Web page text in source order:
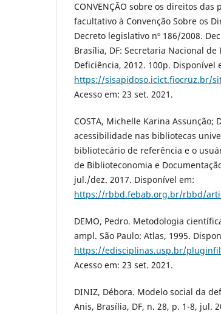
CONVENÇÃO sobre os direitos
facultativo à Convenção Sobre os
Decreto legislativo nº 186/2008.
Brasília, DF: Secretaria Nacional de
Deficiência, 2012. 100p. Disponível
https://sisapidoso.icict.fiocruz.br/
Acesso em: 23 set. 2021.
COSTA, Michelle Karina Assunção;
acessibilidade nas bibliotecas
bibliotecário de referência e o
de Biblioteconomia e
jul./dez. 2017. Disponível em:
https://rbbd.febab.org.br/rbbd/
DEMO, Pedro. Metodologia
ampl. São Paulo: Atlas, 1995.
https://edisciplinas.usp.br/
Acesso em: 23 set. 2021.
DINIZ, Débora. Modelo social da
Anis, Brasília, DF, n. 28, p. 1-8, jul.